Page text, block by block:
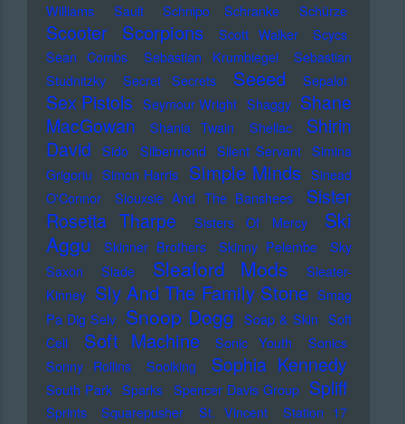
Williams
Sault Schnipo Schranke Schürze
Scooter Scorpions Scott Walker
Scycs
Sean Combs
Sebastian Krumbiegel
Sebastian
Studnitzky
Secret Secrets Seeed Sepalot
Sex Pistols Seymour Wright Shaggy Shane
MacGowan
Shania Twain Shellac
Shirin
David
Sido Silbermond Silent Servant Simina
Grigoriu Simon Harris Simple Minds Sinead
O'Connor
Siouxsie And The Banshees
Sister
Rosetta Tharpe
Sisters Of Mercy
Ski
Aggu
Skinner Brothers Skinny Pelembe
Sky
Saxon
Slade Sleaford Mods
Sleater-
Kinney Sly And The Family Stone Smag
Pa Dig Selv Snoop Dogg Soap & Skin Soft
Cell
Soft Machine Sonic Youth
Sonics
Sonny Rollins
Soolking Sophia Kennedy
South Park Sparks Spencer Davis Group Spliff
Sprints Squarepusher St. Vincent
Station 17